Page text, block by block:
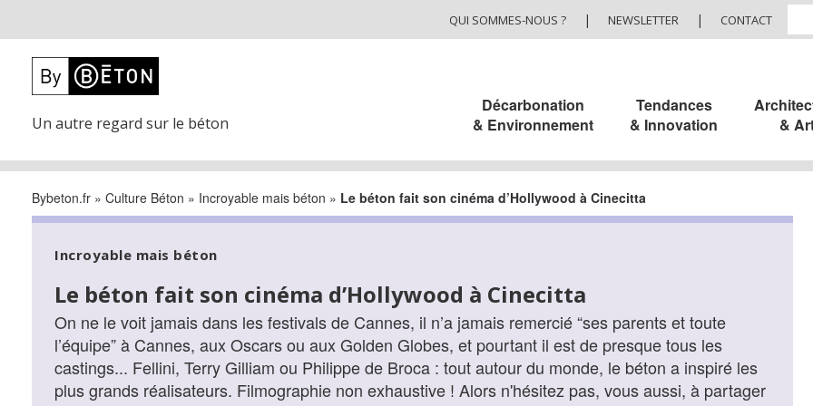
QUI SOMMES-NOUS ? | NEWSLETTER | CONTACT
Un autre regard sur le béton
Décarbonation
& Environnement
Tendances
& Innovation
&
Bybeton.fr » Culture Béton » Incroyable mais béton » Le béton fait son cinéma d’Hollywood à Cinecitta
Incroyable mais béton
Le béton fait son cinéma d’Hollywood à Cinecitta
On ne le voit jamais dans les festivals de Cannes, il n’a jamais remercié “ses parents et toute
l’équipe” à Cannes, aux Oscars ou aux Golden Globes, et pourtant il est de presque tous les
castings... Fellini, Terry Gilliam ou Philippe de Broca : tout autour du monde, le béton a inspiré les
plus grands réalisateurs. Filmographie non exhaustive ! Alors n'hésitez pas, vous aussi, à partager